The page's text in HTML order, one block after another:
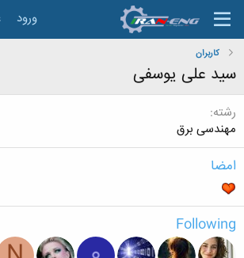
ورود
کاربران
سید علی یوسفی
رشته
مهندسی برق
امضا
Following